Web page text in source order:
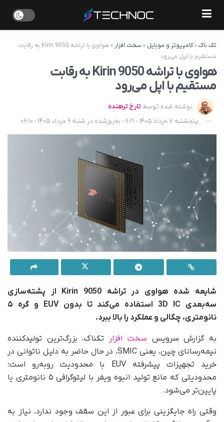
تک ناک»کامپیوتر و موبایل » سخت افزار »
هواوی با تراشه Kirin 9050 به رقابت
مستقیم با اپل می‌رود
هواوی با تراشه Kirin 9050 به رقابت
مستقیم با اپل می‌رود
نوشته شده توسط تارخ ترهنده
پنجشنبه 7 خرداد 1405 - 11:21 - به‌روزشده در شنبه 9 خرداد 1405 - 06:10
شایعه شده هواوی در تراشه Kirin 9050 از پشته‌سازی
سه‌بعدی 3D IC استفاده می‌کند تا بدون EUV و گره ۵
نانومتری، چگالی و عملکرد را بالا ببرد.
به گزارش سرویس سخت افزار تکناک، بزرگ‌ترین تولیدکننده
نیمه‌رسانای چین، یعنی SMIC، در حال حاضر به دلیل ناتوانی در
خرید تجهیزات پیشرفته EUV با محدودیت روبه‌رو است؛
محدودیتی که مانع تولید انبوه ویفر با لیتوگرافی ۵ نانومتری یا
پایین‌تر می‌شود.
وقتی راه جایگزینی برای عبور از این سقف وجود ندارد، نیاز به